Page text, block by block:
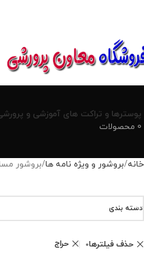
پوسترها و تراکت های آموزشی و
0 محصولات
خانه بروشور و ویژه نامه ها بروشور
دسته بندی
حذف فیلترها حراج